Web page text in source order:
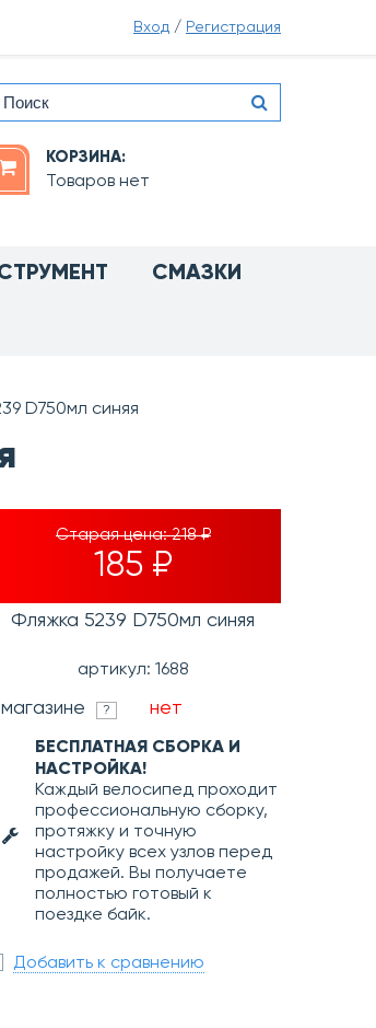
Вход / Регистрация
КОРЗИНА:
Товаров нет
СМАЗКИ
D750мл синяя
Старая цена:218 ₽
185 ₽
Фляжка 5239 D750мл синяя
артикул: 1688
? нет
БЕСПЛАТНАЯ СБОРКА И
НАСТРОЙКА!
Каждый велосипед проходит
профессиональную сборку,
протяжку и точную
настройку всех узлов перед
продажей. Вы получаете
полностью готовый к
поездке байк.
Добавить к сравнению